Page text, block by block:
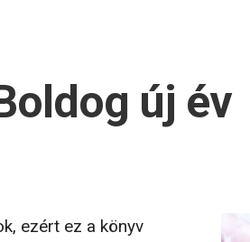
új év
ezért ez a könyv